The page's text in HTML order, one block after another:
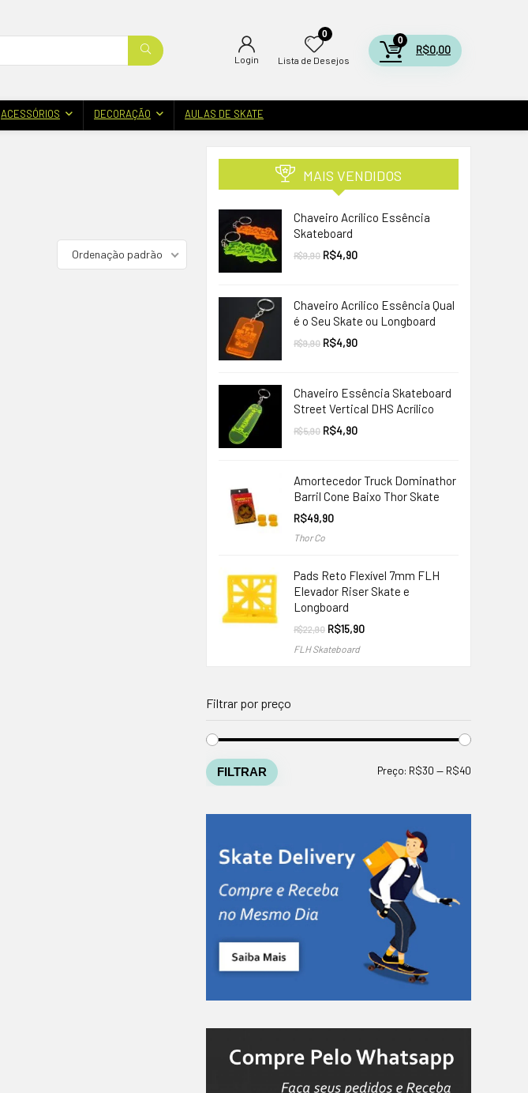
Login
0
Lista de Desejos
0
R$0,00
ACESSÓRIOS DECORAÇÃO AULAS DE SKATE
Ordenação padrão
MAIS VENDIDOS
Chaveiro Acrílico Essência
Skateboard
R$9,90 O
R$9,90.
R$4,90O
R$4,90.
Chaveiro Acrílico Essência Qual
é o Seu Skate ou Longboard
R$9,90 O
R$9,90.
R$4,90O
R$4,90.
Chaveiro Essência Skateboard
Street Vertical DHS Acrílico
R$5,90 O
R$5,90.
R$4,90O
R$4,90.
Amortecedor Truck Dominathor
Barril Cone Baixo Thor Skate
R$49,90
Thor Co
Pads Reto Flexível 7mm FLH
Elevador Riser Skate e
Longboard
R$22,90 O
original
R$15,90O
FLH Skateboard
Filtrar por preço
FILTRAR Preço: R$30 — R$40